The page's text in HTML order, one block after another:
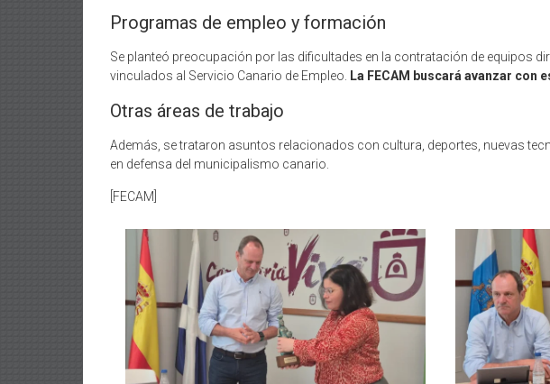
Programas de empleo y formación
Se planteó preocupación por las dificultades en la contratación de equipos
vinculados al Servicio Canario de Empleo.
La FECAM buscará avanzar
Otras áreas de trabajo
Además, se trataron asuntos relacionados con cultura, deportes, nuevas
en defensa del municipalismo canario.
[FECAM]